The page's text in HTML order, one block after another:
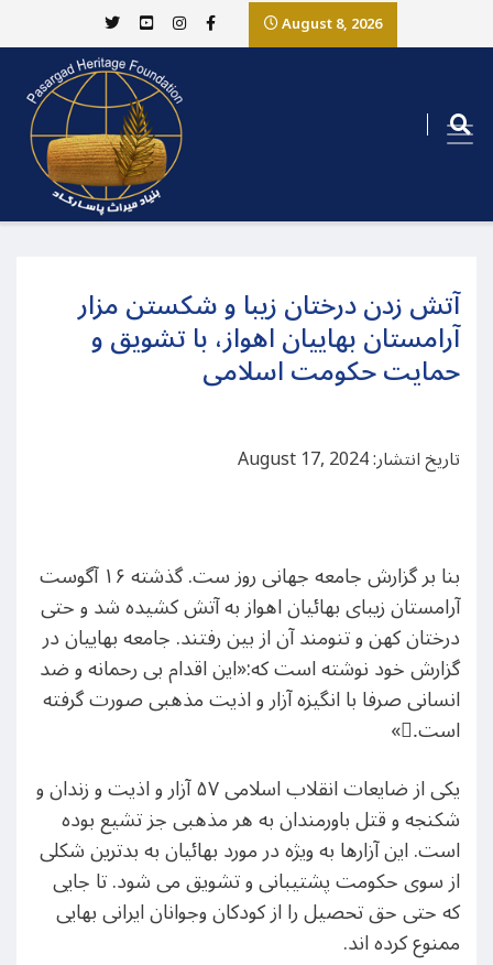
August 8, 2026
آتش زدن درختان زیبا و شکستن مزار
آرامستان بهاییان اهواز، با تشویق و
حمایت حکومت اسلامی
تاریخ انتشار: August 17, 2024
بنا بر گزارش جامعه جهانی روز ست. گذشته ۱۶ آگوست
آرامستان زیبای بهائیان اهواز به آتش کشیده‌ شد و حتی
درختان کهن و تنومند آن از بین رفتند. جامعه بهاییان در
گزارش خود نوشته است که:‌«این اقدام بی رحمانه و ضد
انسانی صرفا با انگیزه آزار و اذیت مذهبی صورت گرفته
است.ِ»
یکی از ضایعات انقلاب اسلامی ۵۷ آزار و اذیت و زندان و
شکنجه و قتل باورمندان به هر مذهبی جز تشیع بوده
است. این آزارها به ویژه در مورد بهائیان به بدترین شکلی
از سوی حکومت پشتیبانی و تشویق می شود. تا جایی
که حتی حق تحصیل را از کودکان وجوانان ایرانی بهایی
ممنوع کرده اند.